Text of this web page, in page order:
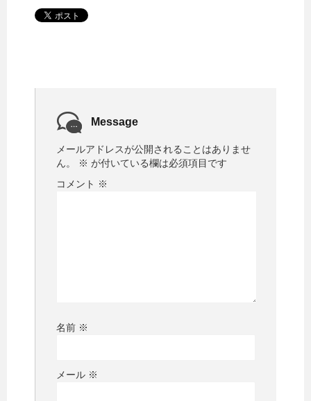
Message
メールアドレスが公開されることはありませ
ん。
※ が付いている欄は必須項目です
コメント ※
名前 ※
メール ※